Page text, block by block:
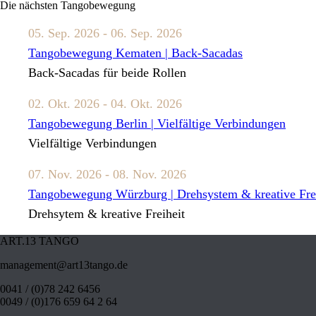
Die nächsten Tangobewegung
05. Sep. 2026 - 06. Sep. 2026
Tangobewegung Kematen | Back-Sacadas
Back-Sacadas für beide Rollen
02. Okt. 2026 - 04. Okt. 2026
Tangobewegung Berlin | Vielfältige Verbindungen
Vielfältige Verbindungen
07. Nov. 2026 - 08. Nov. 2026
Tangobewegung Würzburg | Drehsystem & kreative
Drehsytem & kreative Freiheit
ART.13 TANGO
management@art13tango.de
0041 / (0)78 242 6456
0049 / (0)176 659 64 2 64